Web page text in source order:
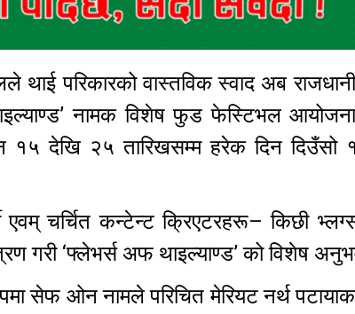
थाई परिकारको वास्तविक स्वाद अब
नामक विशेष फुड फेस्टिभल
१५ देखि २५ तारिखसम्म हरेक दिन
एवम् चर्चित कन्टेन्ट क्रिएटरहरू– किछी
गरी ‘फ्लेभर्स अफ थाइल्याण्ड’ को विशेष
सेफ ओन नामले परिचित मेरियट नर्थ